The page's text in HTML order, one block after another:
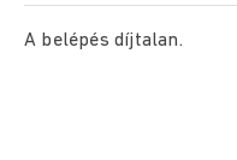
A belépés díjtalan.